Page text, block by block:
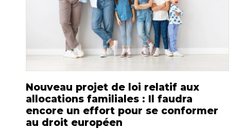
Nouveau projet de loi relatif aux
allocations familiales : Il faudra
encore un effort pour se conformer
au droit européen